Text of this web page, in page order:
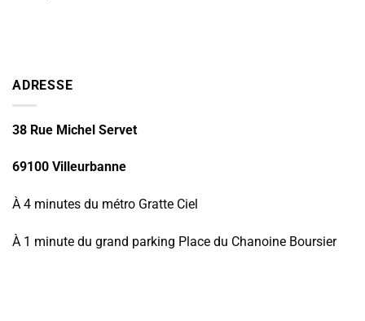
ADRESSE
38 Rue Michel Servet
69100 Villeurbanne
À 4 minutes du métro Gratte Ciel
À 1 minute du grand parking Place du Chanoine Boursier